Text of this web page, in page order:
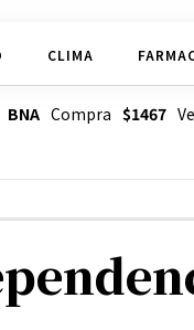
CLIMA
Compra $1467